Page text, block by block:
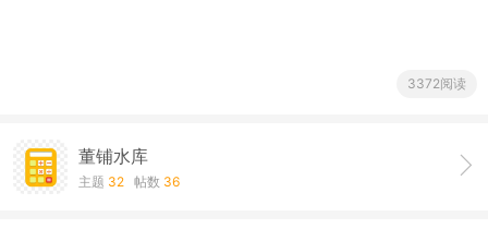
3372阅读
董铺水库
主题 32 帖数 36